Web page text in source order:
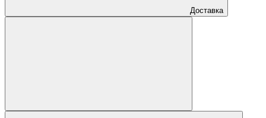
Доставка